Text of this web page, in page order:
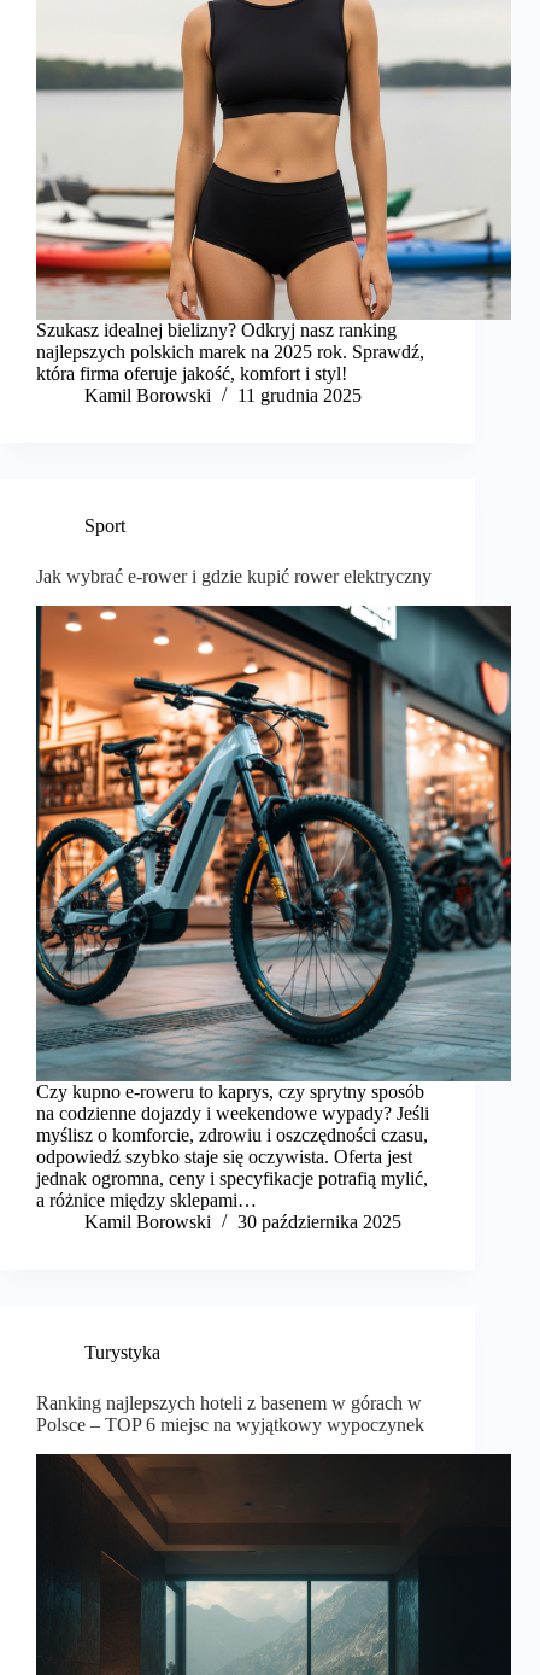
Szukasz idealnej bielizny? Odkryj nasz ranking
najlepszych polskich marek na 2025 rok. Sprawdź,
która firma oferuje jakość, komfort i styl!
Kamil Borowski
11 grudnia 2025
Sport
Jak wybrać e‑rower i gdzie kupić rower elektryczny
Czy kupno e‑roweru to kaprys, czy sprytny sposób
na codzienne dojazdy i weekendowe wypady? Jeśli
myślisz o komforcie, zdrowiu i oszczędności czasu,
odpowiedź szybko staje się oczywista. Oferta jest
jednak ogromna, ceny i specyfikacje potrafią mylić,
a różnice między sklepami…
Kamil Borowski
30 października 2025
Turystyka
Ranking najlepszych hoteli z basenem w górach w
Polsce – TOP 6 miejsc na wyjątkowy wypoczynek